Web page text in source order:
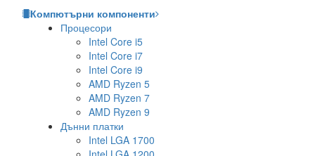
Компютърни компоненти
Процесори
Intel Core i5
Intel Core i7
Intel Core i9
AMD Ryzen 5
AMD Ryzen 7
AMD Ryzen 9
Дънни платки
Intel LGA 1700